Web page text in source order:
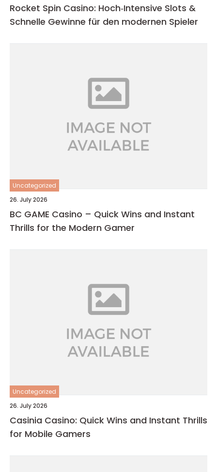
Rocket Spin Casino: Hoch‑Intensive Slots &
Schnelle Gewinne für den modernen Spieler
Uncategorized
26. July 2026
BC GAME Casino – Quick Wins and Instant
Thrills for the Modern Gamer
Uncategorized
26. July 2026
Casinia Casino: Quick Wins and Instant Thrills
for Mobile Gamers